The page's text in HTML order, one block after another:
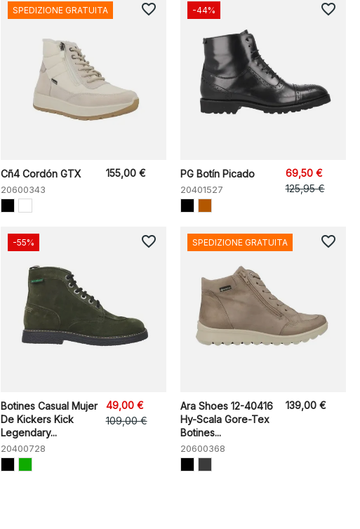
Cñ4 Cordón GTX
20600343
155,00 €
SPEDIZIONE GRATUITA favorite_border
PG Botín Picado
20401527
69,50 €
125,95 €
-44% favorite_border
Botines Casual Mujer
De Kickers Kick
Legendary...
20400728
49,00 €
109,00 €
-55% favorite_border
Ara Shoes 12-40416
Hy-Scala Gore-Tex
Botines...
20600368
139,00 €
SPEDIZIONE GRATUITA favorite_border